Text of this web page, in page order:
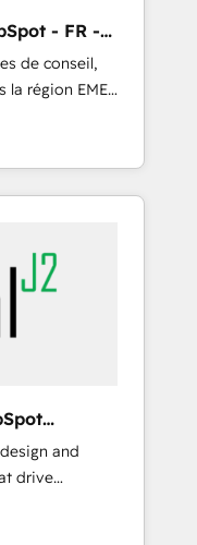
conversions!
of 6,500+
HubSpot
and close
(the right
Contact
- FR -
de conseil,
la région EMEA
experts en
Revops, CRM
and an
- USA
and
drive
we